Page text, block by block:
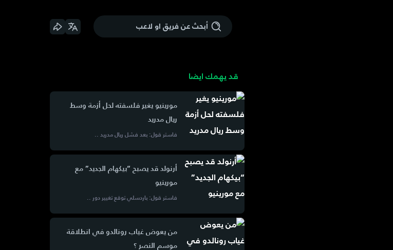
قد يهمك ايضا
مورينيو يغير فلسفته لحل أزمة وسط
ريال مدريد
فاستر قول: بعد فشل ريال مدريد ..
أرنولد قد يصبح “بيكهام الجديد” مع
مورينيو
فاستر قول: باردسلي توقع تغيير دور ..
من يعوض غياب رونالدو في انطلاقة
موسم النصر ؟